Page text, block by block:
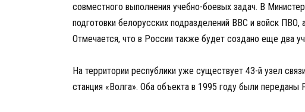
совместного выполнения учебно-боевых задач. В
подготовки белорусских подразделений ВВС и войск
Отмечается, что в России также будет создано еще два
На территории республики уже существует 43-й узел
станция «Волга». Оба объекта в 1995 году были переданы